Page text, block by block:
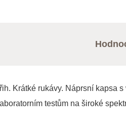
Krátké rukávy. Náprsní kapsa
testům na široké